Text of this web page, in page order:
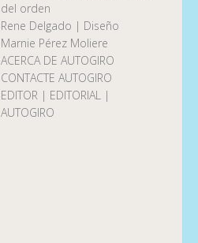
del orden
Rene Delgado | Diseño
Marnie Pérez Moliere
ACERCA DE AUTOGIRO
CONTACTE AUTOGIRO
EDITOR | EDITORIAL |
AUTOGIRO